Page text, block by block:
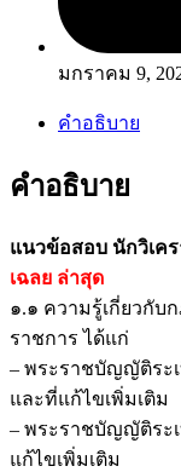
มกราคม 9,
คำอธิบาย
คำอธิบาย
แนวข้อสอบ นักวิเค
เฉลย ล่าสุด
๑.๑ ความรู้เกี่ยวกับ
ราชการ ได้แก่
– พระราชบัญญัติระ
และที่แก้ไขเพิ่มเติม
– พระราชบัญญัติระ
แก้ไขเพิ่มเติม